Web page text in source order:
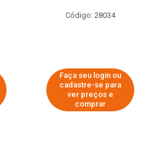
Código: 28034
Faça seu login ou
cadastre-se para
ver preços e
comprar